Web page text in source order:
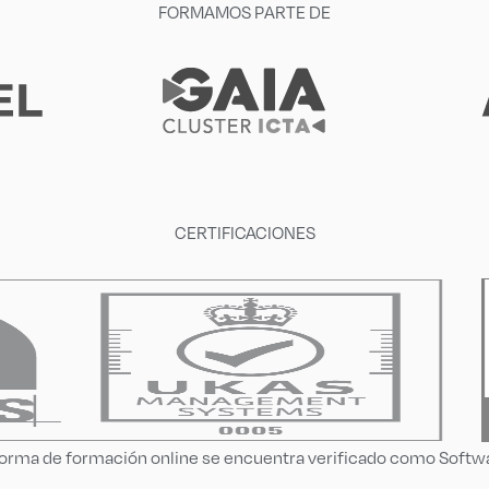
FORMAMOS PARTE DE
CERTIFICACIONES
de formación online se encuentra verificado como